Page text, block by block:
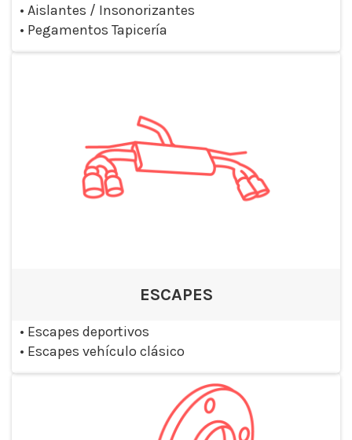
• Aislantes / Insonorizantes
• Pegamentos Tapicería
ESCAPES
• Escapes deportivos
• Escapes vehículo clásico